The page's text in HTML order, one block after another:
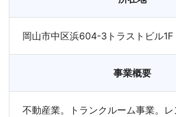
岡山市中区浜604-3トラストビル1F
事業概要
不動産業。トランクルーム事業。